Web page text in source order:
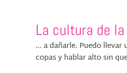
La cultura de
... a dañarle. Puedo
copas y hablar alto sin